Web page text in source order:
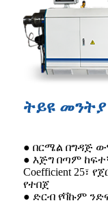
ትይዩ
● በርሜል በግዳጅ
● እጅግ በጣም
Coefficient 25፣
የተበጀ
● ድርብ የቫኩም